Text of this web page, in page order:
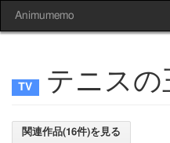
Animumemo
テニスの
関連作品(16件)を見る